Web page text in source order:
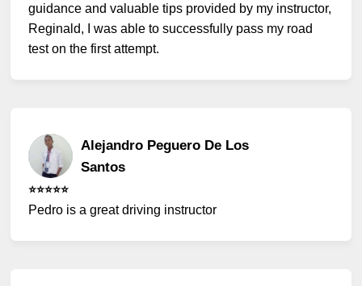
guidance and valuable tips provided by my instructor,
Reginald, I was able to successfully pass my road
test on the first attempt.
Alejandro Peguero De Los
Santos
⭐️⭐️⭐️⭐️⭐️
Pedro is a great driving instructor